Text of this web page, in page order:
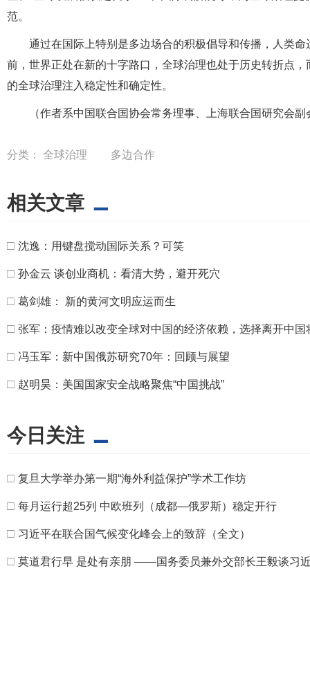
范。
通过在国际上特别是多边场合的积极倡导和传播，人类
前，世界正处在新的十字路口，全球治理也处于历史转折点
的全球治理注入稳定性和确定性。
（作者系中国联合国协会常务理事、上海联合国研究会
分类： 全球治理 多边合作
相关文章
□ 沈逸：用键盘搅动国际关系？可笑
□ 孙金云 谈创业商机：看清大势，避开死穴
□ 葛剑雄： 新的黄河文明应运而生
□ 张军：疫情难以改变全球对中国的经济依赖，选择离开中国
□ 冯玉军：新中国俄苏研究70年：回顾与展望
□ 赵明昊：美国国家安全战略聚焦“中国挑战”
今日关注
□ 复旦大学举办第一期“海外利益保护”学术工作坊
□ 每月运行超25列 中欧班列（成都—俄罗斯）稳定开行
□ 习近平在联合国气候变化峰会上的致辞（全文）
□ 莫道君行早 是处有亲朋 ——国务委员兼外交部长王毅谈习